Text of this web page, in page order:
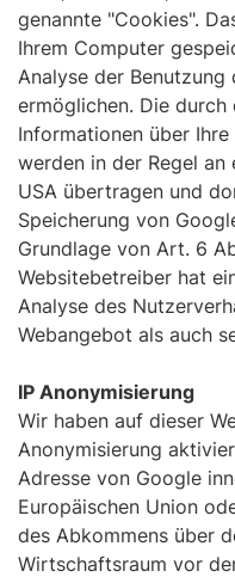
genannte "Cookies".
Ihrem Computer
Analyse der Benutzung
ermöglichen. Die
Informationen über
werden in der Regel
USA übertragen und
Speicherung von
Grundlage von Art. 6
Websitebetreiber hat
Analyse des
Webangebot als auch
IP Anonymisierung
Wir haben auf dieser
Anonymisierung
Adresse von Google
Europäischen Union
des Abkommens über
Wirtschaftsraum vor